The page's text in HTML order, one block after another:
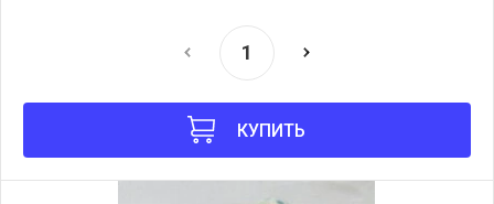
КУПИТЬ